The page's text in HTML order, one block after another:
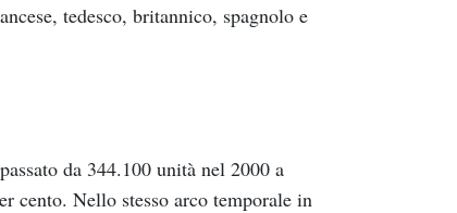
tedesco, britannico, spagnolo e
da 344.100 unità nel 2000 a
cento. Nello stesso arco temporale in